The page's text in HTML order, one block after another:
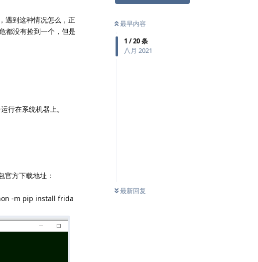
最早内容
1 /20条
八月 2021
最新回复
遇到这种情况怎么，正
都没有捡到一个，但是
行在系统机器上。
方下载地址：
-m pip install frida